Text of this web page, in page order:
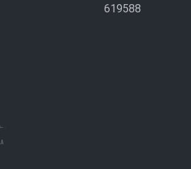
619588